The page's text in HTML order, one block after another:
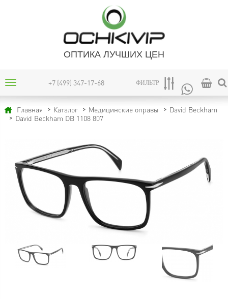
ОПТИКА ЛУЧШИХ ЦЕН
+7 (499) 347-17-68 ФИЛЬТР
Главная Каталог Медицинские оправы
David Beckham
David Beckham DB 1108 807